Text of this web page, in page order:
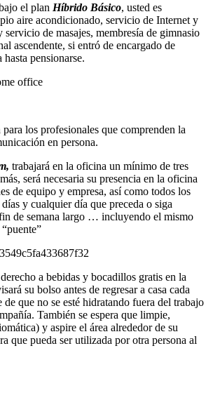
el plan Híbrido Básico, usted es
aire acondicionado, servicio de Internet y
de masajes, membresía de gimnasio
ascendente, si entró de encargado de
pensionarse.
los profesionales que comprenden la
en persona.
trabajará en la oficina un mínimo de tres
será necesaria su presencia en la oficina
de equipo y empresa, así como todos los
y cualquier día que preceda o siga
de semana largo … incluyendo el mismo
a bebidas y bocadillos gratis en la
su bolso antes de regresar a casa cada
de que no se esté hidratando fuera del trabajo
También se espera que limpie,
y aspire el área alrededor de su
que pueda ser utilizada por otra persona al